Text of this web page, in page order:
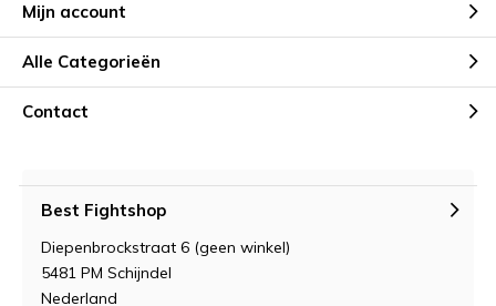
Mijn account
Alle Categorieën
Contact
Best Fightshop
Diepenbrockstraat 6 (geen winkel)
5481 PM Schijndel
Nederland